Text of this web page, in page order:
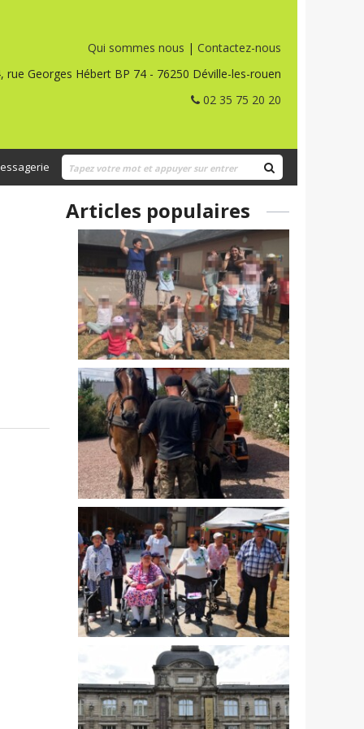
Qui sommes nous | Contactez-nous
rue Georges Hébert BP 74 - 76250 Déville-les-rouen
02 35 75 20 20
Articles populaires